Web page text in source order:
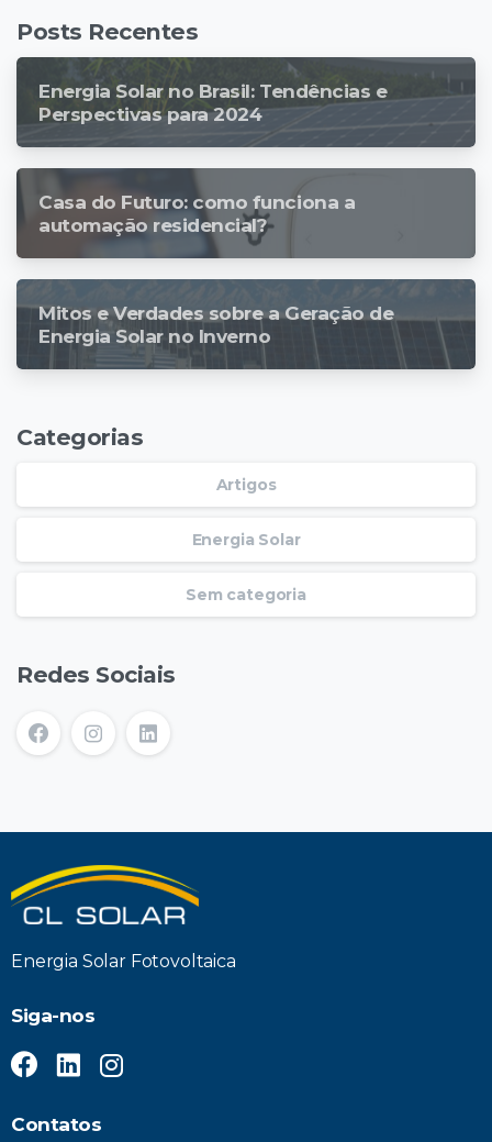
Posts Recentes
Energia Solar no Brasil: Tendências e
Perspectivas para 2024
Casa do Futuro: como funciona a
automação residencial?
Mitos e Verdades sobre a Geração de
Energia Solar no Inverno
Categorias
Artigos
Energia Solar
Sem categoria
Redes Sociais
Energia Solar Fotovoltaica
Siga-nos
Contatos